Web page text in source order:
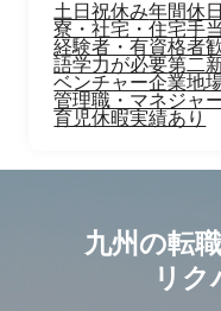
土日祝休み年間休
寮・社宅・住宅手
経験者・有資格者
語学力が必要第二
ベンチャー企業地
管理職・マネジャ
育児休暇実績あり
九州の転
リク